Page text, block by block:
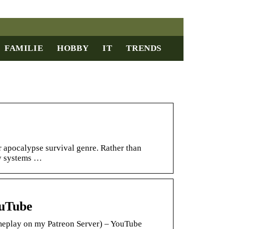
FAMILIE HOBBY IT TRENDS
survival genre. Rather than
systems …
on my Patreon Server) – YouTube